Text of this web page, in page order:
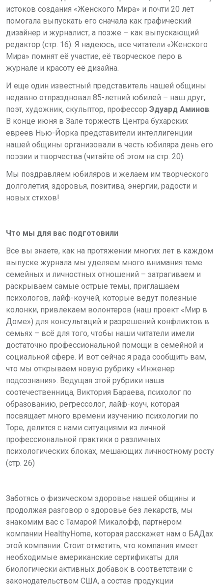
истоков создания «Женского Мира» и почти 20 лет
помогала выпускать его сначала как графический
дизайнер и журналист, а позже – как выпускающий
редактор (стр. 16). Я надеюсь, все читатели «Женского
Мира» помнят её участие, её творческое перо в
журнале и красоту её дизайна.
И еще один известный представитель нашей общины
недавно отпраздновал 85-летний юбилей – наш друг,
поэт, художник, скульптор, профессор Эдуард Аминов.
В конце июня в Зале торжеств Центра бухарских
евреев Нью-Йорка представители интеллигенции
нашей общины организовали в честь юбиляра день его
поэзии и творчества (читайте об этом на стр. 20).
Мы поздравляем юбиляров и желаем им творческого
долголетия, здоровья, позитива, энергии, радости и
новых стихов!
Что мы для вас подготовили
Все вы знаете, как на протяжении многих лет в каждом
выпуске журнала мы уделяем много внимания теме
семейных и личностных отношений – затрагиваем и
раскрываем самые острые темы, приглашаем
психологов, лайф-коучей, которые ведут полезные
колонки, привлекаем волонтеров (наш проект «Мир в
Доме») для консультаций и разрешений конфликтов в
семьях – всё для того, чтобы наши читатели имели
достаточно профессиональной помощи в семейной и
социальной сфере. И вот сейчас я рада сообщить вам,
что мы открываем новую рубрику «Инженер
подсознания». Ведущая этой рубрики наша
соотечественница, Виктория Бараева, психолог по
образованию, регрессолог, лайф-коуч, которая
посвящает много времени изучению психологии по
Торе, делится с нами ситуациями из личной
профессиональной практики о различных
психологических блоках, мешающих личностному росту
(стр. 26)
Заботясь о физическом здоровье нашей общины и
продолжая разговор о здоровье без лекарств, мы
знакомим вас с Тамарой Микалофф, партнёром
компании HealthyHome, которая расскажет нам о БАДах
этой компании. Стоит отметить, что компания имеет
необходимые американские сертификаты для
биологически активных добавок в соответствии с
законодательством США, а состав продукции